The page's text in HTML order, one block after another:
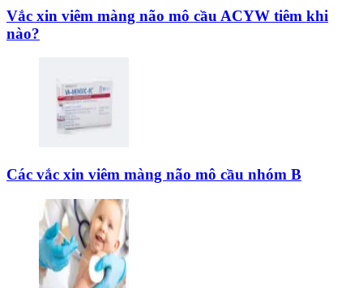
Vắc xin viêm màng não mô cầu ACYW tiêm khi
nào?
Các vắc xin viêm màng não mô cầu nhóm B